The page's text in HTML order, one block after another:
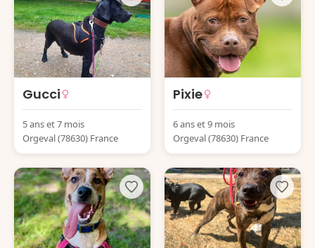
Gucci
5 ans et 7 mois
Orgeval (78630) France
Pixie
6 ans et 9 mois
Orgeval (78630) France